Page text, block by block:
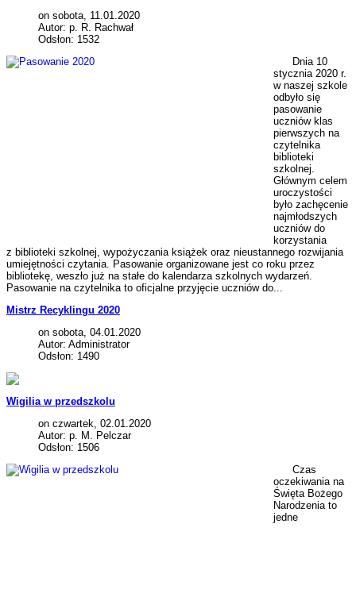
on sobota, 11.01.2020
Autor: p. R. Rachwał
Odsłon: 1532
Dnia 10
stycznia 2020 r.
w naszej szkole
odbyło się
pasowanie
uczniów klas
pierwszych na
czytelnika
biblioteki
szkolnej.
Głównym celem
uroczystości
było zachęcenie
najmłodszych
uczniów do
korzystania
z biblioteki szkolnej, wypożyczania książek oraz nieustannego rozwijania
umiejętności czytania. Pasowanie organizowane jest co roku przez
bibliotekę, weszło już na stałe do kalendarza szkolnych wydarzeń.
Pasowanie na czytelnika to oficjalne przyjęcie uczniów do...
Mistrz Recyklingu 2020
on sobota, 04.01.2020
Autor: Administrator
Odsłon: 1490
Wigilia w przedszkolu
on czwartek, 02.01.2020
Autor: p. M. Pelczar
Odsłon: 1506
Czas
oczekiwania na
Święta Bożego
Narodzenia to
jedne